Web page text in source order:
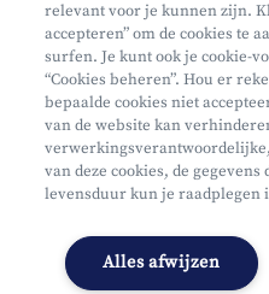
Mifid
Privacy
Juridische info
Onderworpen aan de controle
Toegankelijkheidsverklaring
Cookies beheren
relevant voor je kunnen zijn.
accepteren” om de cookies te
surfen. Je kunt ook je cookie-
“Cookies beheren”. Hou er
bepaalde cookies niet
van de website kan
van deze cookies, de
levensduur kun je raadplegen
Alles afwijzen